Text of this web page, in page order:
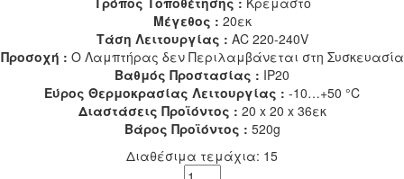
Μέγεθος : 20εκ
Τάση Λειτουργίας : AC 220-240V
Προσοχή : Ο Λαμπτήρας δεν Περιλαμβάνεται στη Συσκευασία
Βαθμός Προστασίας : IP20
Εύρος Θερμοκρασίας Λειτουργίας : -10…+50 °C
Διαστάσεις Προϊόντος : 20 x 20 x 36εκ
Βάρος Προϊόντος : 520g
Διαθέσιμα τεμάχια: 15